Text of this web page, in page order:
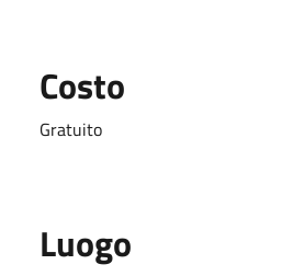
Costo
Gratuito
Luogo